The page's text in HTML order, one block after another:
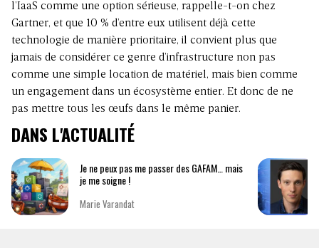
l’IaaS comme une option sérieuse, rappelle-t-on chez
Gartner, et que 10 % d’entre eux utilisent déjà cette
technologie de manière prioritaire, il convient plus que
jamais de considérer ce genre d’infrastructure non pas
comme une simple location de matériel, mais bien comme
un engagement dans un écosystème entier. Et donc de ne
pas mettre tous les œufs dans le même panier.
DANS L'ACTUALITÉ
Je ne peux pas me passer des GAFAM… mais
je me soigne !
Marie Varandat